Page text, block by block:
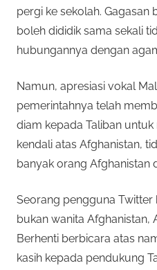
pergi ke sekolah.
boleh dididik sama sekali
hubungannya dengan
Namun, apresiasi vokal
pemerintahnya telah
diam kepada Taliban
kendali atas Afghanistan,
banyak orang Afghanistan
Seorang pengguna Twitter
bukan wanita Afghanistan,
Berhenti berbicara atas
kasih kepada pendukung